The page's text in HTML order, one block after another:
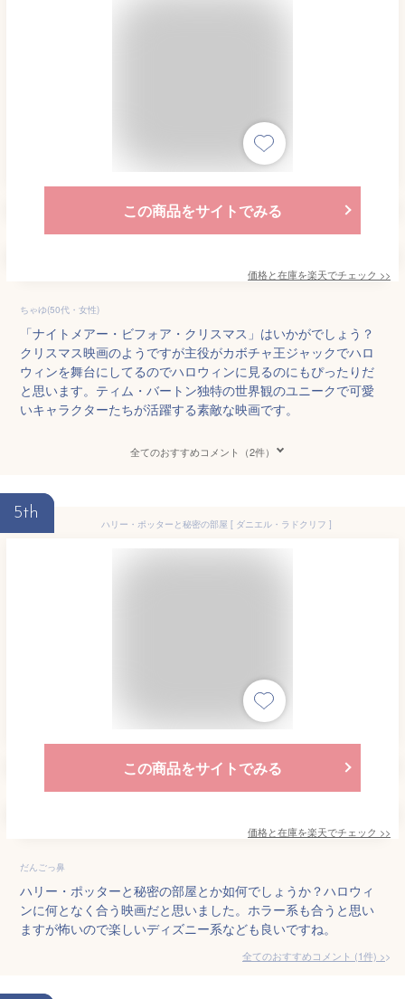
この商品をサイトでみる
価格と在庫を楽天でチェック >>
ちゃゆ(50代・女性)
「ナイトメアー・ビフォア・クリスマス」はいかがでしょう？
クリスマス映画のようですが主役がカボチャ王ジャックでハロ
ウィンを舞台にしてるのでハロウィンに見るのにもぴったりだ
と思います。ティム・バートン独特の世界観のユニークで可愛
いキャラクターたちが活躍する素敵な映画です。
全てのおすすめコメント（2件）
5th
ハリー・ポッターと秘密の部屋 [ ダニエル・ラドクリフ ]
この商品をサイトでみる
価格と在庫を楽天でチェック >>
だんごっ鼻
ハリー・ポッターと秘密の部屋とか如何でしょうか？ハロウィ
ンに何となく合う映画だと思いました。ホラー系も合うと思い
ますが怖いので楽しいディズニー系なども良いですね。
全てのおすすめコメント (1件) >